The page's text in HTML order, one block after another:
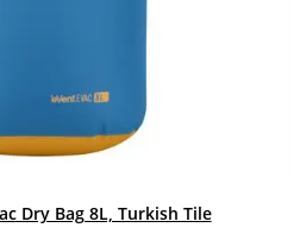
Dry Bag 8L, Turkish Tile